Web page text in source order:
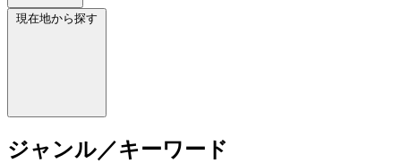
現在地から探す
ジャンル／キーワード